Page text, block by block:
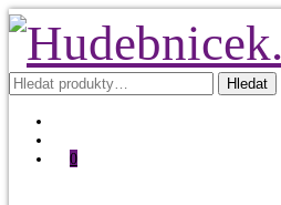
Hledat: Hledat
0